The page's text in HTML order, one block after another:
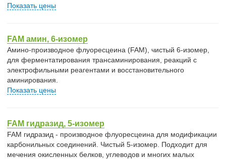
Показать цены
FAM амин, 6-изомер
Амино-производное флуоресцеина (FAM), чистый 6-изомер,
для ферментатирования трансаминирования, реакций с
электрофильными реагентами и восстановительного
аминирования.
Показать цены
FAM гидразид, 5-изомер
FAM гидразид - производное флуоресцеина для модификации
карбонильных соединений. Чистый 5-изомер. Подходит для
мечения окисленных белков, углеводов и многих малых